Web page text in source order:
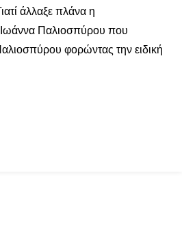
άλλαξε πλάνα η
Ιωάννα Παλιοσπύρου που
φορώντας την ειδική